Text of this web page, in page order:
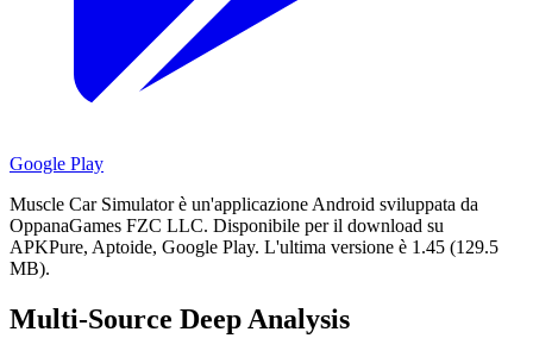
Google Play
Muscle Car Simulator è un'applicazione Android sviluppata da
OppanaGames FZC LLC. Disponibile per il download su
APKPure, Aptoide, Google Play. L'ultima versione è 1.45 (129.5
MB).
Multi-Source Deep Analysis